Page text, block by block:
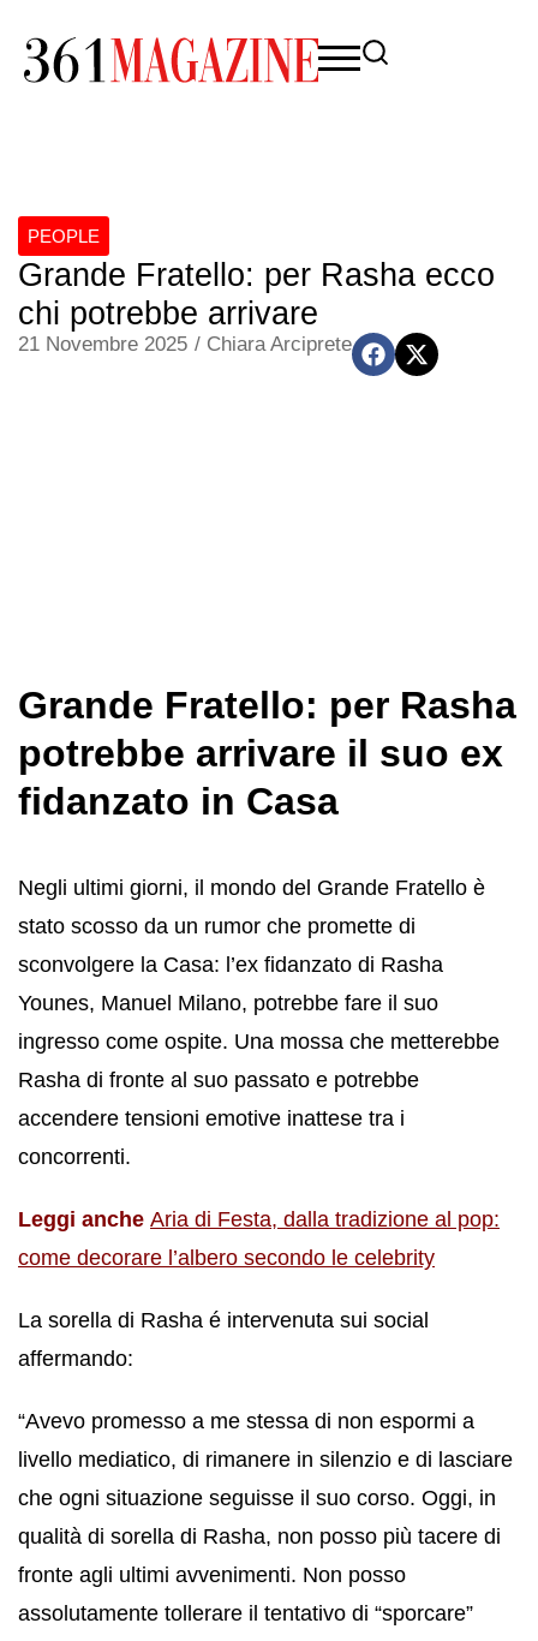
PEOPLE
Grande Fratello: per Rasha ecco
chi potrebbe arrivare
21 Novembre 2025 / Chiara Arciprete
Grande Fratello: per Rasha
potrebbe arrivare il suo ex
fidanzato in Casa
Negli ultimi giorni, il mondo del Grande Fratello è
stato scosso da un rumor che promette di
sconvolgere la Casa: l’ex fidanzato di Rasha
Younes, Manuel Milano, potrebbe fare il suo
ingresso come ospite. Una mossa che metterebbe
Rasha di fronte al suo passato e potrebbe
accendere tensioni emotive inattese tra i
concorrenti.
Leggi anche Aria di Festa, dalla tradizione al pop:
come decorare l’albero secondo le celebrity
La sorella di Rasha é intervenuta sui social
affermando:
“Avevo promesso a me stessa di non espormi a
livello mediatico, di rimanere in silenzio e di lasciare
che ogni situazione seguisse il suo corso. Oggi, in
qualità di sorella di Rasha, non posso più tacere di
fronte agli ultimi avvenimenti. Non posso
assolutamente tollerare il tentativo di “sporcare”